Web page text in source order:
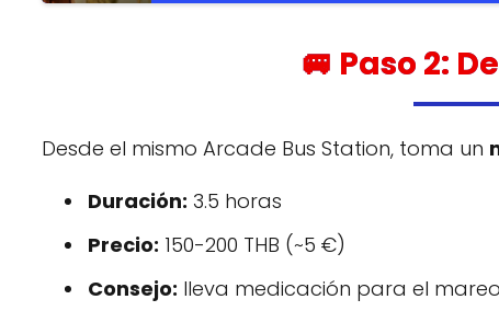
🚐 Paso 2:
Desde el mismo Arcade Bus Station, toma un
Duración: 3.5 horas
Precio: 150-200 THB (~5 €)
Consejo: lleva medicación para el